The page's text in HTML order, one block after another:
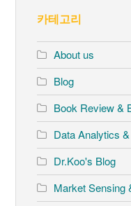
카테고리
About us
Blog
Book Review &
Data Analytics
Dr.Koo's Blog
Market Sensing